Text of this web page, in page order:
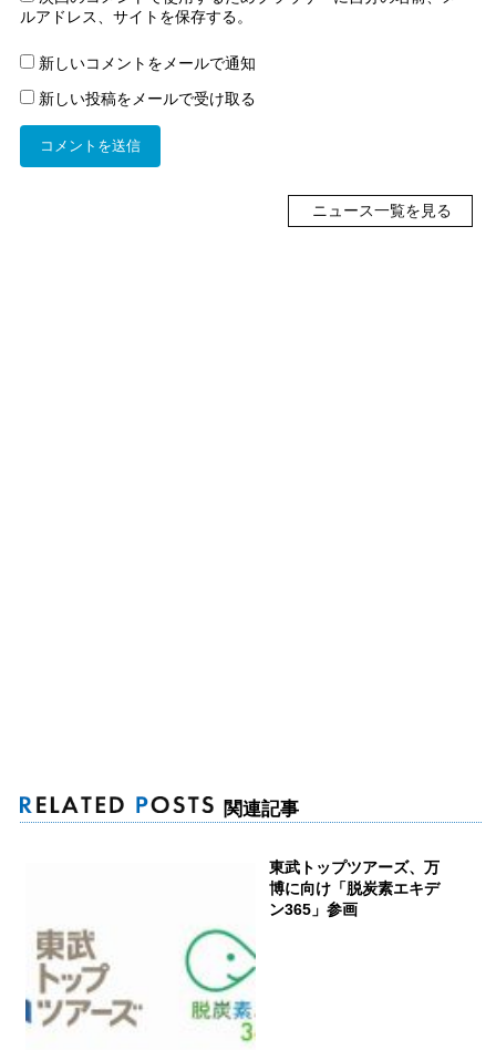
ルアドレス、サイトを保存する。
新しいコメントをメールで通知
新しい投稿をメールで受け取る
ニュース一覧を見る
関連記事
東武トップツアーズ、万
博に向け「脱炭素エキデ
ン365」参画